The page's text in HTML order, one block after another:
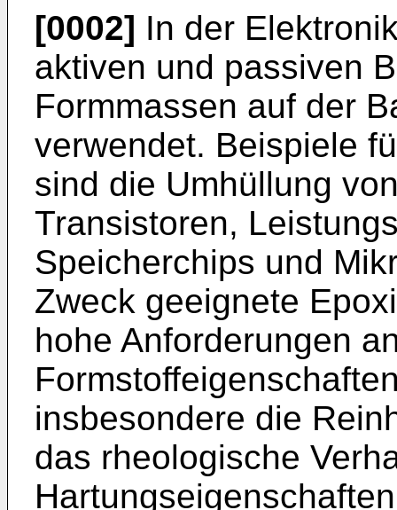
[0002] In der
aktiven und passiven
Formmassen auf der
verwendet. Beispiele
sind die Umhüllung
Transistoren,
Speicherchips und
Zweck geeignete
hohe Anforderungen
insbesondere die
das rheologische